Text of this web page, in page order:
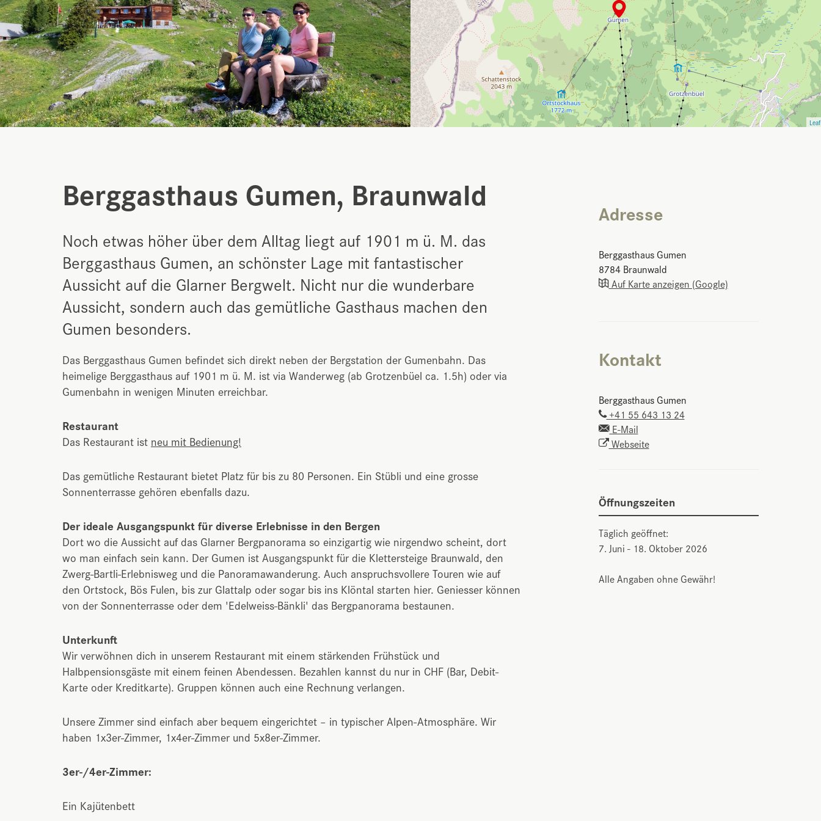
Berggasthaus Gumen, Braunwald
Noch etwas höher über dem Alltag liegt auf 1901 m ü. M. das
Berggasthaus Gumen, an schönster Lage mit fantastischer
Aussicht auf die Glarner Bergwelt. Nicht nur die wunderbare
Aussicht, sondern auch das gemütliche Gasthaus machen den
Gumen besonders.
Das Berggasthaus Gumen befindet sich direkt neben der Bergstation der Gumenbahn. Das
heimelige Berggasthaus auf 1901 m ü. M. ist via Wanderweg (ab Grotzenbüel ca. 1.5h) oder via
Gumenbahn in wenigen Minuten erreichbar.
Restaurant
Das Restaurant ist neu mit Bedienung!
Das gemütliche Restaurant bietet Platz für bis zu 80 Personen. Ein Stübli und eine grosse
Sonnenterrasse gehören ebenfalls dazu.
Der ideale Ausgangspunkt für diverse Erlebnisse in den Bergen
Dort wo die Aussicht auf das Glarner Bergpanorama so einzigartig wie nirgendwo scheint, dort
wo man einfach sein kann. Der Gumen ist Ausgangspunkt für die Klettersteige Braunwald, den
Zwerg-Bartli-Erlebnisweg und die Panoramawanderung. Auch anspruchsvollere Touren wie auf
den Ortstock, Bös Fulen, bis zur Glattalp oder sogar bis ins Klöntal starten hier. Geniesser können
von der Sonnenterrasse oder dem 'Edelweiss-Bänkli' das Bergpanorama bestaunen.
Unterkunft
Wir verwöhnen dich in unserem Restaurant mit einem stärkenden Frühstück und
Halbpensionsgäste mit einem feinen Abendessen. Bezahlen kannst du nur in CHF (Bar, Debit-
Karte oder Kreditkarte). Gruppen können auch eine Rechnung verlangen.
Unsere Zimmer sind einfach aber bequem eingerichtet – in typischer Alpen-Atmosphäre. Wir
haben 1x3er-Zimmer, 1x4er-Zimmer und 5x8er-Zimmer.
3er-/4er-Zimmer:
Ein Kajütenbett
Adresse
Berggasthaus Gumen
8784 Braunwald
Auf Karte anzeigen (Google)
Kontakt
Berggasthaus Gumen
+41 55 643 13 24
E-Mail
Webseite
Öffnungszeiten
Täglich geöffnet:
7. Juni - 18. Oktober 2026
Alle Angaben ohne Gewähr!